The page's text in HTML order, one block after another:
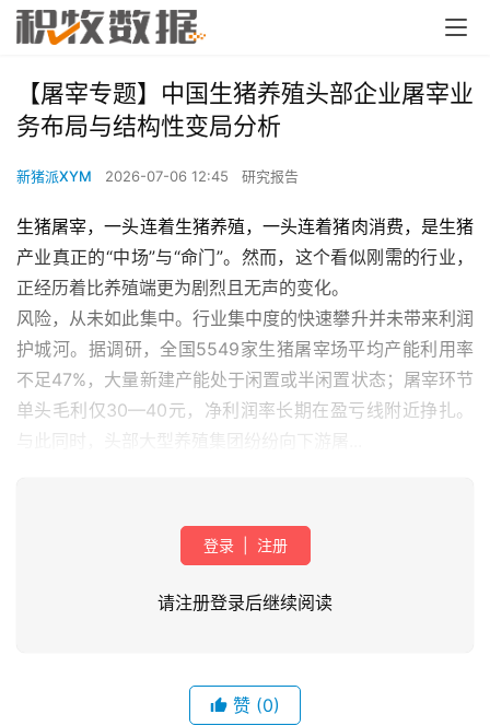
【屠宰专题】中国生猪养殖头部企业屠宰业
务布局与结构性变局分析
新猪派XYM 2026-07-06 12:45 研究报告
生猪屠宰，一头连着生猪养殖，一头连着猪肉消费，是生猪
产业真正的“中场”与“命门”。然而，这个看似刚需的行业，
正经历着比养殖端更为剧烈且无声的变化。
风险，从未如此集中。行业集中度的快速攀升并未带来利润
护城河。据调研，全国5549家生猪屠宰场平均产能利用率
不足47%，大量新建产能处于闲置或半闲置状态；屠宰环节
单头毛利仅30—40元，净利润率长期在盈亏线附近挣扎。
与此同时，头部大型养殖集团纷纷向下游屠...
登录 注册
请注册登录后继续阅读
赞 (0)